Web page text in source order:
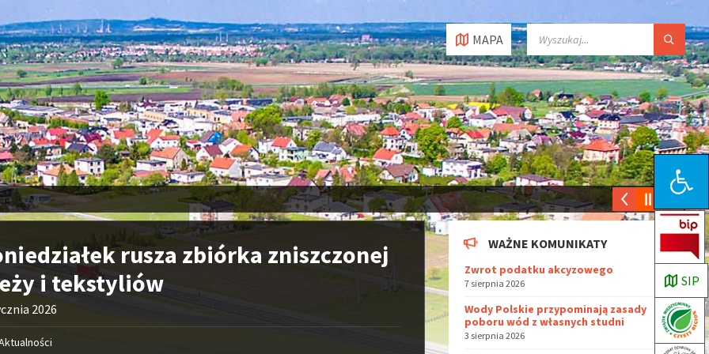
Open toolbar
SIP
MAPA
rusza zbiórka zniszczonej
i tekstyliów
2026
WAŻNE KOMUNIKATY
Zwrot podatku akcyzowego
7 sierpnia 2026
Wody Polskie przypominają zasady
poboru wód z własnych studni
3 sierpnia 2026